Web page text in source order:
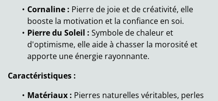
Cornaline : Pierre de joie et de créativité, elle
booste la motivation et la confiance en soi.
Pierre du Soleil : Symbole de chaleur et
d'optimisme, elle aide à chasser la morosité et
apporte une énergie rayonnante.
Caractéristiques :
Matériaux : Pierres naturelles véritables, perles